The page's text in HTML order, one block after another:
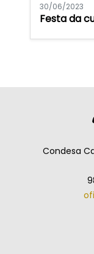
30/06/2023
Festa da
Condesa